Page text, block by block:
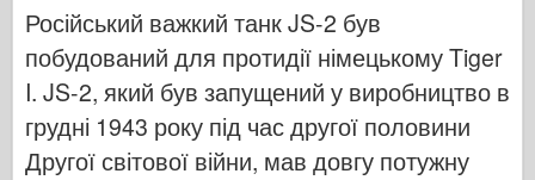
Модель E.T.
Тонкі форми
Сили Доблесті
ФріулМодель
Хасеґава
Російський важкий танк JS-2 був
побудований для протидії німецькому Tiger
I. JS-2, який був запущений у виробництво в
грудні 1943 року під час другої половини
Другої світової війни, мав довгу потужну